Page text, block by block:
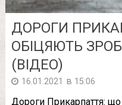
ДОРОГИ
ОБІЦЯЮТЬ
(ВІДЕО)
16.01.2021 в 15:06
Дороги Прикарпаття: